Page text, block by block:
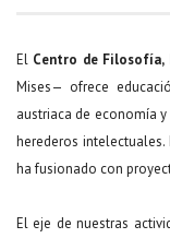
El Centro de Filosofía,
Mises— ofrece
austriaca de economía
herederos
ha fusionado con
El eje de nuestras